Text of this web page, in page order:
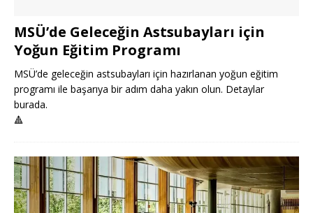
MSÜ’de Geleceğin Astsubayları için
Yoğun Eğitim Programı
MSÜ’de geleceğin astsubayları için hazırlanan yoğun eğitim
programı ile başarıya bir adım daha yakın olun. Detaylar
burada.
🔺